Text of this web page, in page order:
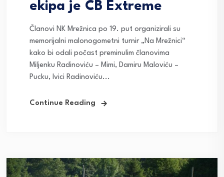
ekipa je CB Extreme
Članovi NK Mrežnica po 19. put organizirali su
memorijalni malonogometni turnir „Na Mrežnici“
kako bi odali počast preminulim članovima
Miljenku Radinoviću – Mimi, Damiru Maloviću –
Pucku, Ivici Radinoviću...
Continue Reading